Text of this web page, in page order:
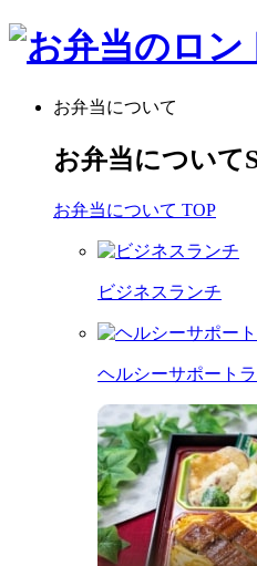
お弁当について
お弁当について
お弁当について TOP
ビジネスランチ
ヘルシーサポート